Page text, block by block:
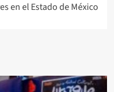
en el Estado de México